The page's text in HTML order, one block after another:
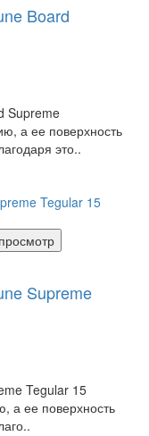
Board
Supreme
а ее поверхность
это..
Supreme
Tegular 15
а ее поверхность